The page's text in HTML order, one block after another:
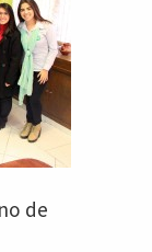
de